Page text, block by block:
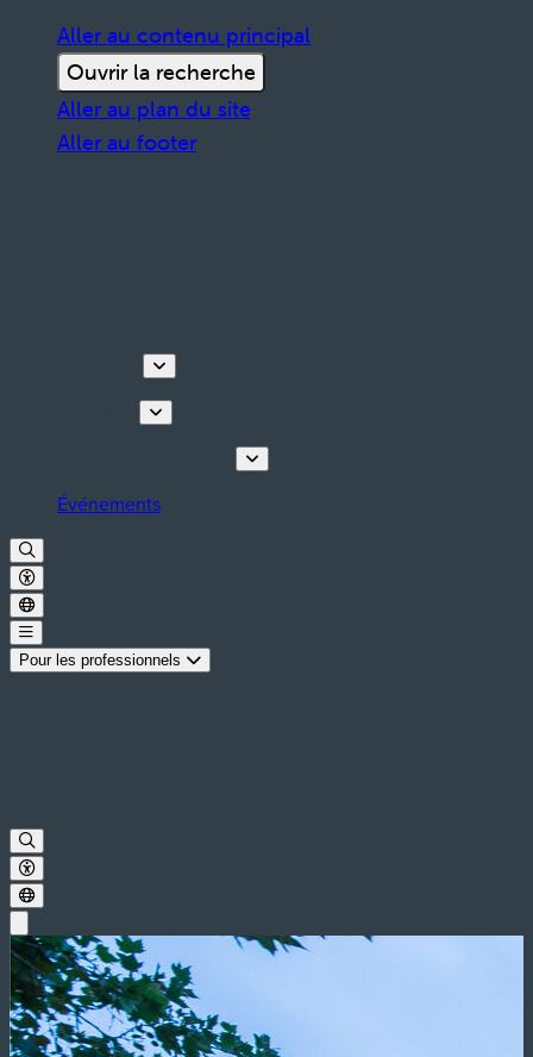
Aller au contenu principal
Ouvrir la recherche
Aller au plan du site
Aller au footer
Événements
Pour les professionnels